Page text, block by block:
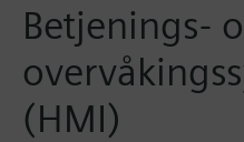
Betjenings-
(HMI)